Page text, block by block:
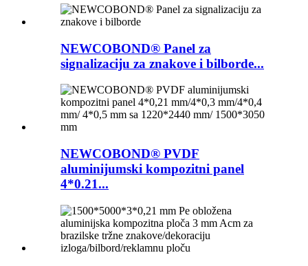
NEWCOBOND® Panel za
signalizaciju za znakove i bilborde...
NEWCOBOND® PVDF
aluminijumski kompozitni panel
4*0.21...